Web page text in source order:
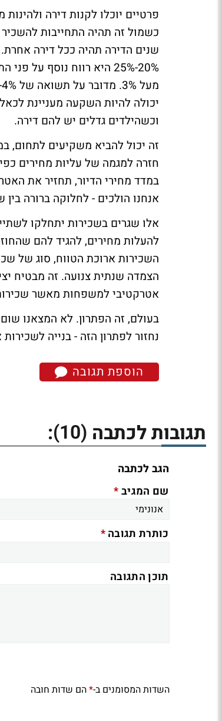
שנים הדירה תהיה ככל דירה
20%-25% היא רווח
יכולה להיות השקעה מעניינת
וכשהילדים גדלים יש להם דירה.
זה יכול להביא משקיעים לתחום,
במדד מחירי הדיור, תחזיר את
אנחנו הולכים - לחלוקה ברורה
אלו שגרים בשכירות יתחלקו
להעלות מחירים, להגיד להם
השכירות ארוכת הטווח, סוג של
הצמדה שנתית צנועה. זה מבטיח
אטרקטיבי למשפחות מאשר
בעולם, זה הפתרון. לא המצאנו
נחזור לפתרון הזה - בנייה
הוספת תגובה
תגובות לכתבה (10)
:
הגב לכתבה
שם המגיב*
כותרת תגובה*
תוכן התגובה
השדות המסומנים ב-*הם שדות חובה